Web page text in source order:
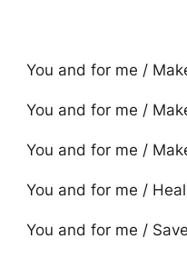
You and for me /
You and for me /
You and for me /
You and for me /
You and for me /